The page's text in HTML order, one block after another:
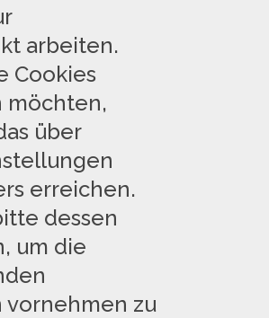
arbeiten.
Cookies
möchten,
über
erreichen.
dessen
um die
zu